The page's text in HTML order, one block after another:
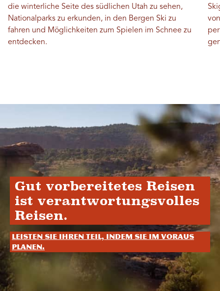
die winterliche Seite des südlichen Utah zu sehen,
Nationalparks zu erkunden, in den Bergen Ski zu
fahren und Möglichkeiten zum Spielen im Schnee zu
entdecken.
Gut vorbereitetes Reisen
ist verantwortungsvolles
Reisen.
Leisten Sie Ihren Teil, indem Sie im Voraus
planen.